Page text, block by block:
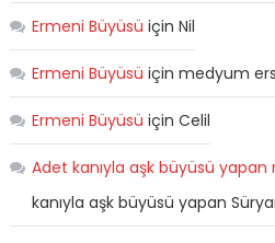
Ermeni Büyüsü için Nil
Ermeni Büyüsü için medyum
Ermeni Büyüsü için Celil
Adet kanıyla aşk büyüsü
kanıyla aşk büyüsü yapan